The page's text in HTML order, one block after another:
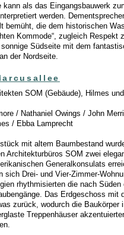
kann als das Eingangsbauwerk
werden.
bemüht, die dem historischen
Kommode“, zugleich Respekt
Südseite mit dem
der Nordseite.
SOM (Gebäude), Hilmes
/ Nathaniel Owings / John
/ Ebba Lamprecht
mit altem Baumbestand
Architekturbüros SOM zwei
Generalkonsulats
sich Drei- und Vier-Zimmer-
rhythmisierten die nach
Das Erdgeschoss mit
zurück, wodurch die Baukörper
Treppenhäuser